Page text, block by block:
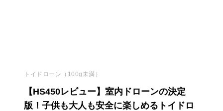
トイドローン（100g未満）
【HS450レビュー】室内ドローンの決定
版！子供も大人も安全に楽しめるトイドロ